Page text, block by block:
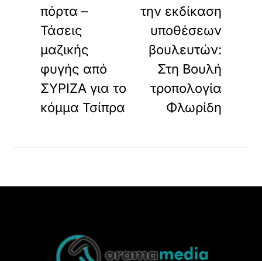
πόρτα –
Τάσεις
μαζικής
φυγής από
ΣΥΡΙΖΑ για το
κόμμα Τσίπρα
την εκδίκαση
υποθέσεων
βουλευτών:
Στη Βουλή
τροπολογία
Φλωρίδη
Top